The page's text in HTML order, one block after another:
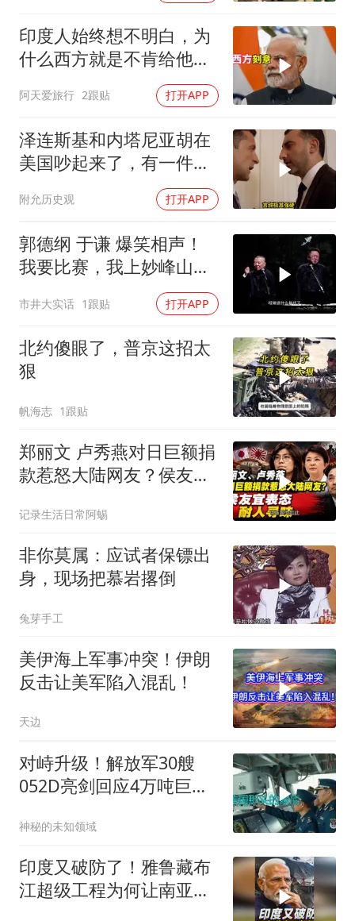
印度人始终想不明白，为
什么西方就是不肯给他们
阿天爱旅行 2跟贴 打开APP
泽连斯基和内塔尼亚胡在
美国吵起来了，有一件事
附允历史观 打开APP
郭德纲 于谦 爆笑相声！
我要比赛，我上妙峰山干
嘛去？你去拜一拜冠军老
祖庙
市井大实话 1跟贴 打开APP
北约傻眼了，普京这招太
狠
帆海志 1跟贴
郑丽文 卢秀燕对日巨额捐
款惹怒大陆网友？侯友宜
记录生活日常阿蜴
非你莫属：应试者保镖出
身，现场把慕岩撂倒
兔芽手工
美伊海上军事冲突！伊朗
反击让美军陷入混乱！
天边
对峙升级！解放军30艘
052D亮剑回应4万吨巨舰
神秘的未知领域
印度又破防了！雅鲁藏布
江超级工程为何让南亚失